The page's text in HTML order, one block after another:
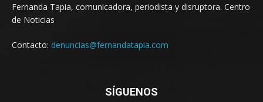
Fernanda Tapia, comunicadora, periodista y disruptora. Centro
de Noticias
Contacto: denuncias@fernandatapia.com
SÍGUENOS